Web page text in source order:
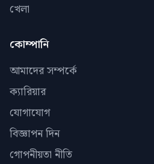
খেলা
কোম্পানি
আমাদের সম্পর্কে
ক্যারিয়ার
যোগাযোগ
বিজ্ঞাপন দিন
গোপনীয়তা নীতি